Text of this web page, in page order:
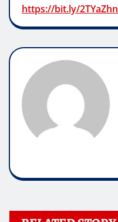
https://bit.ly/2TYaZhn